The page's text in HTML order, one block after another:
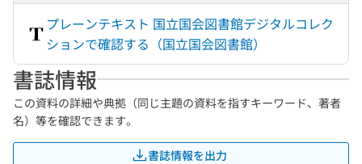
プレーンテキスト 国立国会図書館デジタルコレク
ションで確認する（国立国会図書館）
書誌情報
この資料の詳細や典拠（同じ主題の資料を指すキーワード、著者
名）等を確認できます。
書誌情報を出力